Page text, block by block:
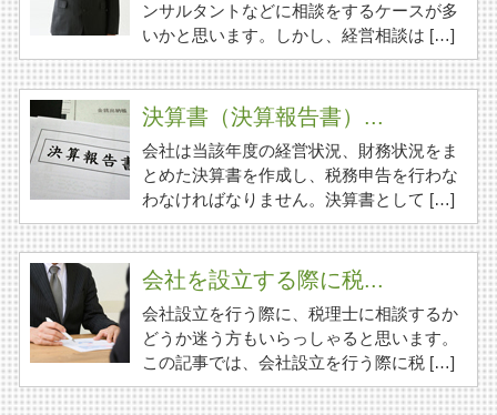
ンサルタントなどに相談をするケースが多
いかと思います。しかし、経営相談は […]
決算書（決算報告書）...
会社は当該年度の経営状況、財務状況をま
とめた決算書を作成し、税務申告を行わな
わなければなりません。決算書として […]
会社を設立する際に税...
会社設立を行う際に、税理士に相談するか
どうか迷う方もいらっしゃると思います。
この記事では、会社設立を行う際に税 […]